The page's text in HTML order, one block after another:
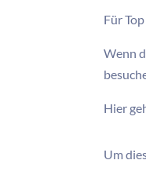
Für
Wenn
Hier
Um